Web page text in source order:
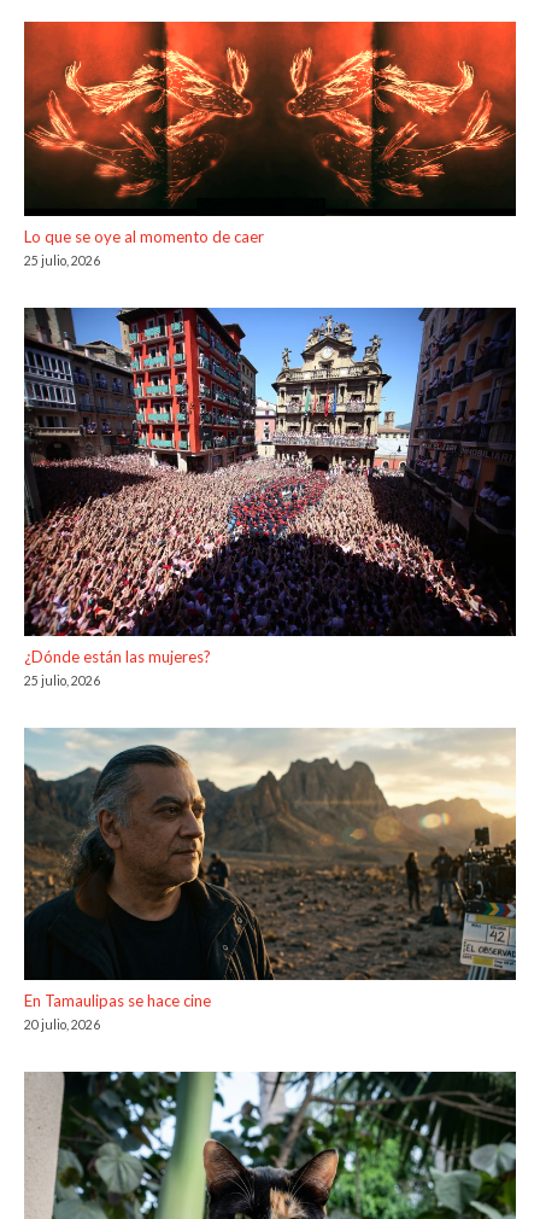
Lo que se oye al momento de caer
25 julio, 2026
¿Dónde están las mujeres?
25 julio, 2026
En Tamaulipas se hace cine
20 julio, 2026